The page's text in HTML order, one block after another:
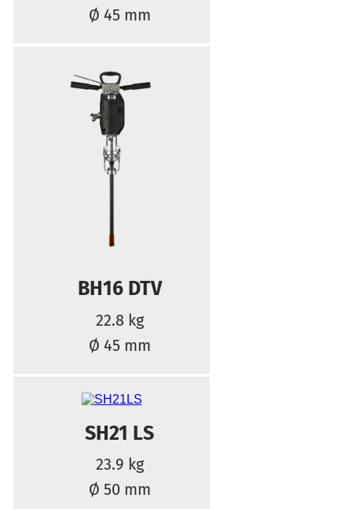
Ø 45 mm
BH16 DTV
22.8 kg
Ø 45 mm
SH21 LS
23.9 kg
Ø 50 mm